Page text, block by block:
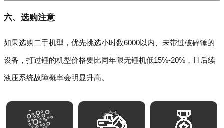
六、选购注意
如果选购二手机型，优先挑选小时数6000以内、未带过破碎锤的
设备，打过锤的机型价格要比同年限无锤机低15%-20%，且后续
液压系统故障概率会明显升高。